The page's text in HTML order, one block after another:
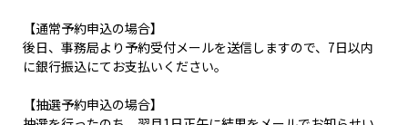
【通常予約申込の場合】
後日、事務局より予約受付メールを送信しますので、7日以内
に銀行振込にてお支払いください。
【抽選予約申込の場合】